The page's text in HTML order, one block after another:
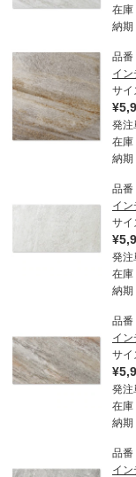
在庫
納期
品番
イ
サイ
発注
在庫
納期
品番
イ
サイ
発注
在庫
納期
品番
イ
サイ
発注
在庫
納期
品番
イ